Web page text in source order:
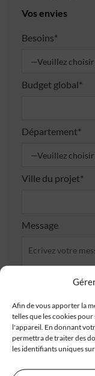
Afin de vous apporter la
telles que les cookies
l'appareil. En donnant
permettra de traiter des
les identifiants uniques sur
Vos envies
Besoins*
Budget global*
Département*
Ville du projet*
Message
J'accepte de
Je valide